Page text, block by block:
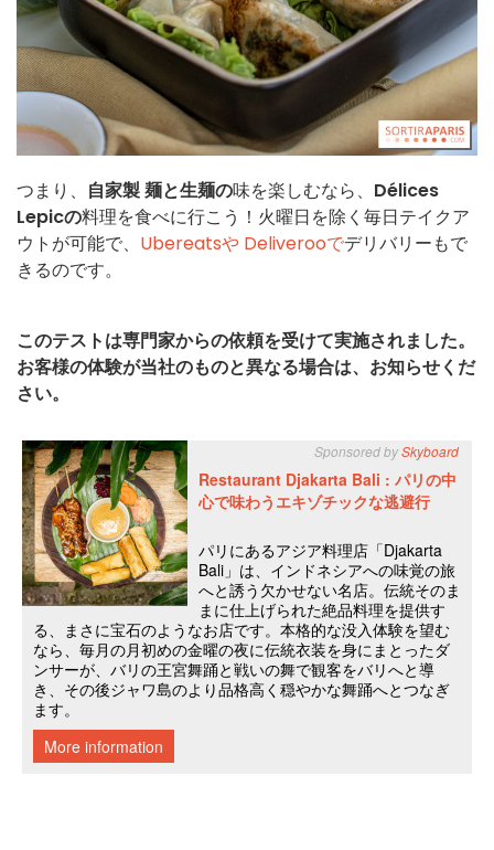
つまり、 自家製麺と生麺の味を楽しむなら、 Délices
Lepicの料理を食べに行こう！火曜日を除く毎日テイクア
ウトが可能で、 Ubereatsや Deliverooでデリバリーもで
きるのです。
このテストは専門家からの依頼を受けて実施されました。
お客様の体験が当社のものと異なる場合は、お知らせくだ
さい。